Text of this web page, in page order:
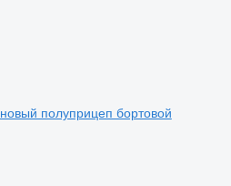
новый полуприцеп бортовой